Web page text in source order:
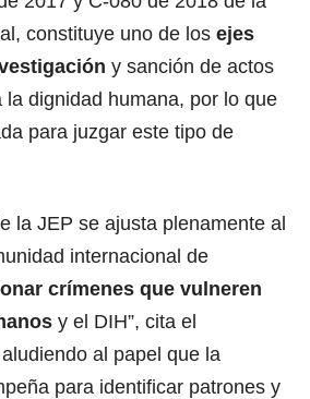
constituye uno de los ejes
y sanción de actos
la dignidad humana, por lo que
para juzgar este tipo de
la JEP se ajusta plenamente al
internacional de
crímenes que vulneren
y el DIH”, cita el
al papel que la
para identificar patrones y